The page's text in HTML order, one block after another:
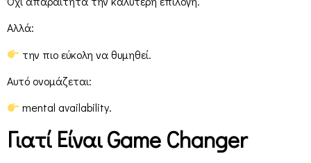
Αλλά:
την πιο εύκολη να θυμηθεί.
Αυτό ονομάζεται:
mental availability.
Γιατί Είναι Game Changer